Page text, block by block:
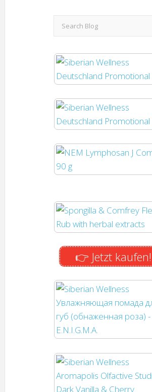
👉 Jetzt kaufen!